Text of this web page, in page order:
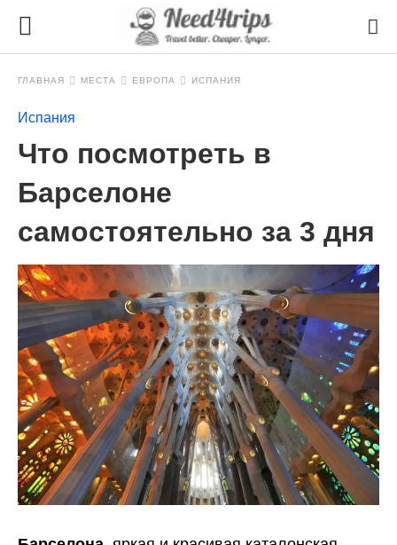
ГЛАВНАЯ МЕСТА ЕВРОПА ИСПАНИЯ
Испания
Что посмотреть в
Барселоне
самостоятельно за 3 дня